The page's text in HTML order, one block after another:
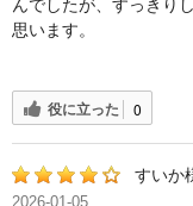
んでしたが、すっきり
思います。
役に立った 0
すいか
2026-01-05